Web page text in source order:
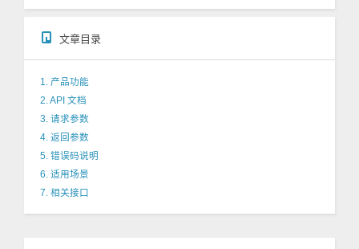
文章目录
1. 产品功能
2. API 文档
3. 请求参数
4. 返回参数
5. 错误码说明
6. 适用场景
7. 相关接口